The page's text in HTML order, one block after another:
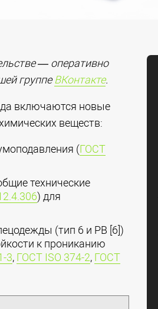
— оперативно
группеВКонтакте.
включаются новые
веществ:
(ГОСТ
технические
) для
(тип 6 и PB [6])
к прониканию
3, ГОСТ ISО 374-2, ГОСТ